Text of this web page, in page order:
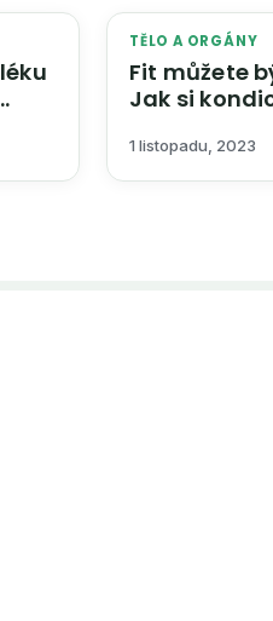
TĚLO A ORGÁNY
Fit můžete
Jak si
1 listopadu, 2023